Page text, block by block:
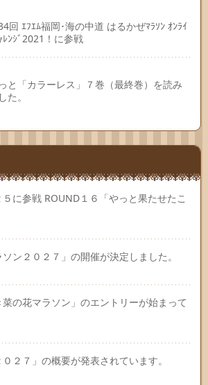
回 ｴﾌｴﾑ福岡･海の中道 はるかぜﾏﾗｿﾝ ｵﾝﾗｲ
ﾚﾝｼﾞ2021！に参戦
と「カラーレス」７巻（最終巻）を読み
た。
に参戦 ROUND１６「やっと果たせたこ
ソン２０２７」の開催が決定しました。
菜の花マラソン」のエントリーが始まって
０２７」の概要が発表されています。